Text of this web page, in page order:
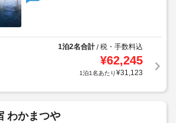
1泊2名合計/税・手数料込
¥62,245
1泊1名あたり¥31,123
わかまつや